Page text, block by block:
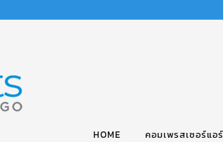
HOME คอมเพรสเซอร์แอร์